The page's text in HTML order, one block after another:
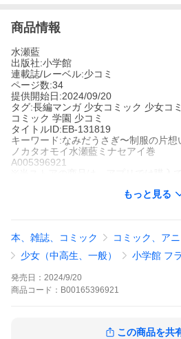
商品情報
水瀬藍
出版社:小学館
連載誌/レーベル:少コミ
ページ数:34
提供開始日:2024/09/20
タグ:長編マンガ 少女コミック 少女コ
コミック 学園 少コミ
タイトルID:EB-131819
キーワード:なみだうさぎ〜制服の片
ノカタオモイ水瀬藍ミナセアイ巻
A005396921
※『きっと愛だから、いらない』3巻に
したものです。重複購入にご注意くだ
は、桃花が大学生になったある日の一
きたみたいなの…」 感動の完結から時
帰ってきた!ボーナストラックの特別編!!
なみだうさぎ〜制服の片想い〜の作品
もっと見る
本、雑誌、コミック
コミック、ア
少女（中高生、一般）
小学館 フ
発売日： 2024/9/20
商品 コード： B00165396921
この商品を共